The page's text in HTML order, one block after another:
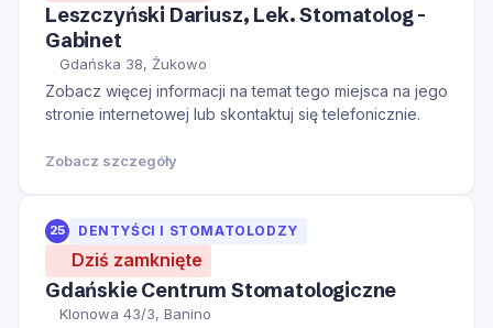
Leszczyński Dariusz, Lek. Stomatolog -
Gabinet
Gdańska 38, Żukowo
Zobacz więcej informacji na temat tego miejsca na jego
stronie internetowej lub skontaktuj się telefonicznie.
Zobacz szczegóły
25 DENTYŚCI I STOMATOLODZY
Dziś zamknięte
Gdańskie Centrum Stomatologiczne
Klonowa 43/3, Banino